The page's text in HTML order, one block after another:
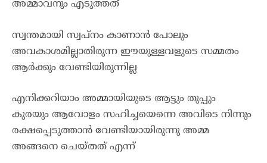
അമ്മാവനും എടുത്തത്
സ്വന്തമായി സ്വപ്നം കാണാൻ പോലും
അവകാശമില്ലാതിരുന്ന ഈയുള്ളവളുടെ സമ്മതം
ആർക്കും വേണ്ടിയിരുന്നില്ല
എനിക്കറിയാം അമ്മായിയുടെ ആട്ടും തുപ്പും
കുരയും ആവോളം സഹിച്ചയെന്നെ അവിടെ നിന്നും
രക്ഷപ്പെടുത്താൻ വേണ്ടിയായിരുന്നു അമ്മ
അങ്ങനെ ചെയ്തത് എന്ന്